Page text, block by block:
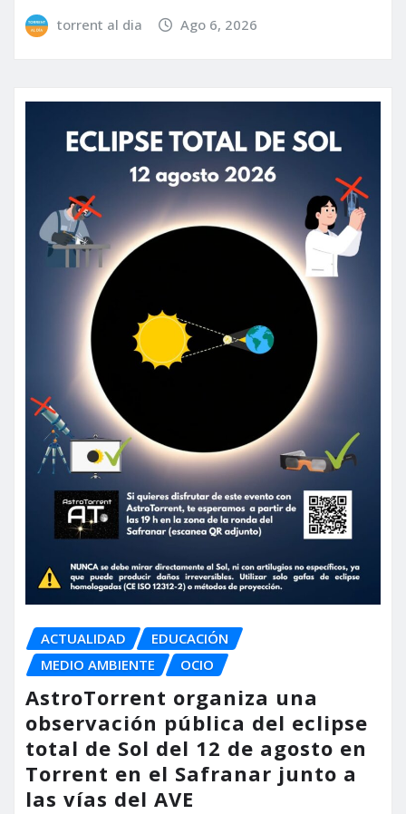
torrent al dia Ago 6, 2026
ACTUALIDAD
EDUCACIÓN
MEDIO AMBIENTE
OCIO
AstroTorrent organiza una
observación pública del eclipse
total de Sol del 12 de agosto en
Torrent en el Safranar junto a
las vías del AVE